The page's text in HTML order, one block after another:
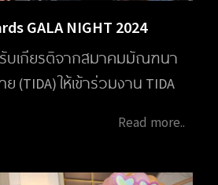
GALA NIGHT 2024
รับเกียรติจากสมาคมมัณฑนา
ย (TIDA) ให้เข้าร่วมงาน TIDA
Read more..